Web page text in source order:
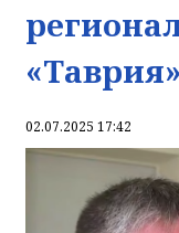
«Таврия»
02.07.2025 17:42